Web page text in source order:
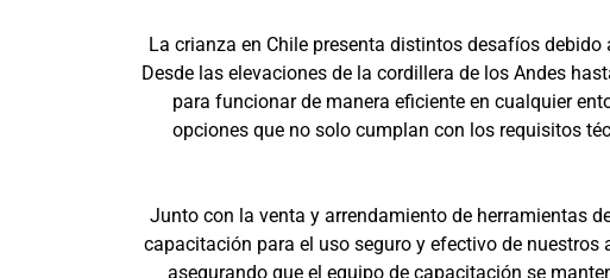
La crianza en Chile presenta distintos desafíos
Desde las elevaciones de la cordillera de los Andes
para funcionar de manera eficiente en cualquier
opciones que no solo cumplan con los requisitos
Junto con la venta y arrendamiento de herramientas
capacitación para el uso seguro y efectivo de
asegurando que el equipo de capacitación se